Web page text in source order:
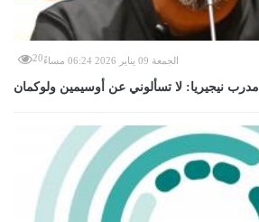
الجمعة 09 يناير 2026 06:24 مساءً 20
مدرب نيجيريا: لا تسألوني عن أوسيمين ولوكمان